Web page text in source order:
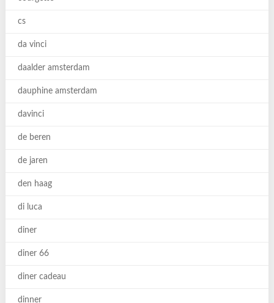
cs
da vinci
daalder amsterdam
dauphine amsterdam
davinci
de beren
de jaren
den haag
di luca
diner
diner 66
diner cadeau
dinner